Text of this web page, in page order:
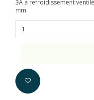
3A à refroidissement
mm.